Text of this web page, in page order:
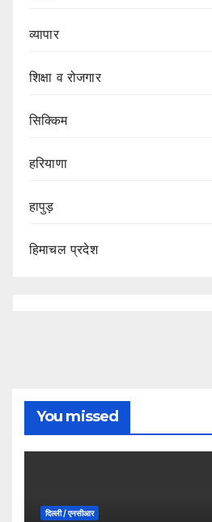
व्यापार
शिक्षा व रोजगार
सिक्किम
हरियाणा
हापुड़
हिमाचल प्रदेश
You missed
दिल्ली / एनसीआर